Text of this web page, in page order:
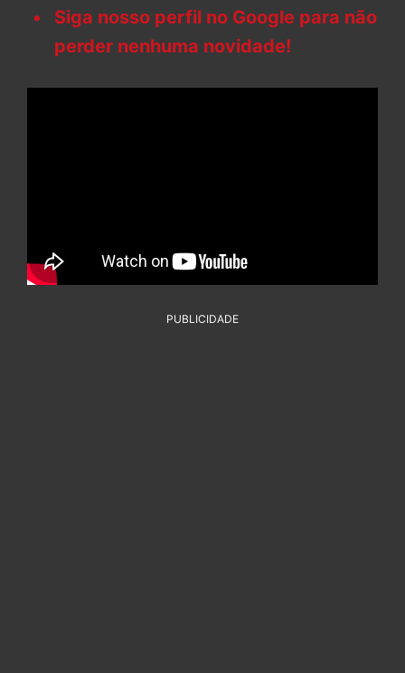
Siga nosso perfil no Google para não
perder nenhuma novidade!
PUBLICIDADE